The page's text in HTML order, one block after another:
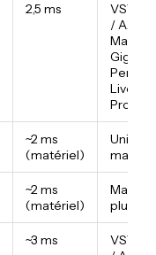
2,5 ms
VST3 /
/ AAX:
Gig
Live
~2 ms
(matériel)
Unité
~2 ms
(matériel)
plug-in
~3 ms
VST3 /